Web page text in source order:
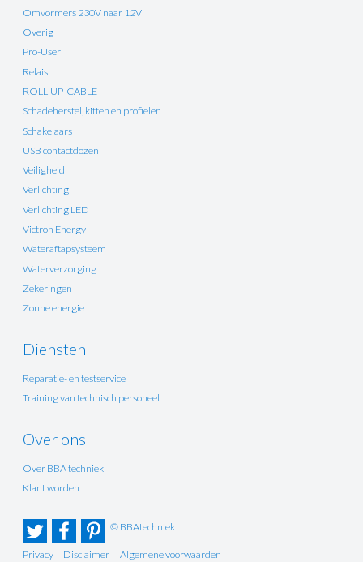
Omvormers 230V naar 12V
Overig
Pro-User
Relais
ROLL-UP-CABLE
Schadeherstel, kitten en profielen
Schakelaars
USB contactdozen
Veiligheid
Verlichting
Verlichting LED
Victron Energy
Wateraftapsysteem
Waterverzorging
Zekeringen
Zonne energie
Diensten
Reparatie- en testservice
Training van technisch personeel
Over ons
Over BBA techniek
Klant worden
© BBAtechniek
Privacy Disclaimer Algemene voorwaarden